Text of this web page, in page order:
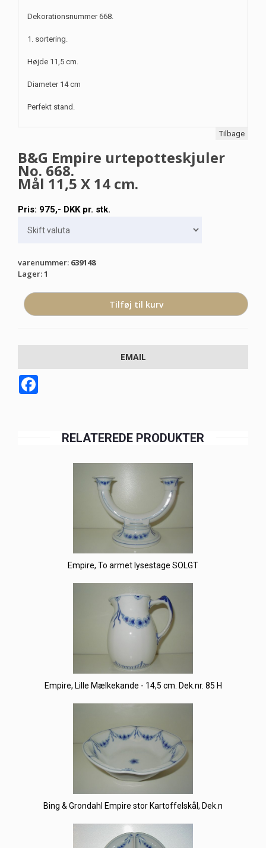
Dekorationsnummer 668.
1. sortering.
Højde 11,5 cm.
Diameter 14 cm
Perfekt stand.
Tilbage
B&G Empire urtepotteskjuler
No. 668.
Mål 11,5 X 14 cm.
Pris: 975,- DKKpr. stk.
varenummer: 639148
Lager:1
EMAIL
RELATEREDE PRODUKTER
Empire, To armet lysestage SOLGT
Empire, Lille Mælkekande - 14,5 cm. Dek.nr. 85 H
Bing & Grondahl Empire stor Kartoffelskål, Dek.n